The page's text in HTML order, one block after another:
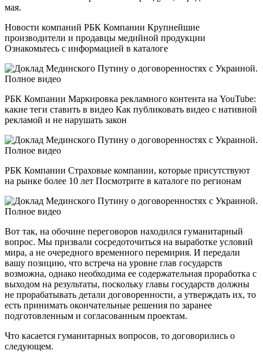
мая.
Новости компаний РБК Компании Крупнейшие
производители и продавцы медийной продукции
Ознакомьтесь с информацией в каталоге
РБК Компании Маркировка рекламного контента на YouTube:
какие теги ставить в видео Как публиковать видео с нативной
рекламой и не нарушать закон
РБК Компании Страховые компании, которые присутствуют
на рынке более 10 лет Посмотрите в каталоге по регионам
Вот так, на обочине переговоров находился гуманитарный
вопрос. Мы призвали сосредоточиться на выработке условий
мира, а не очередного временного перемирия. И передали
вашу позицию, что встреча на уровне глав государств
возможна, однако необходима ее содержательная проработка с
выходом на результаты, поскольку главы государств должны
не прорабатывать детали договоренности, а утверждать их, то
есть принимать окончательные решения по заранее
подготовленным и согласованным проектам.
Что касается гуманитарных вопросов, то договорились о
следующем.